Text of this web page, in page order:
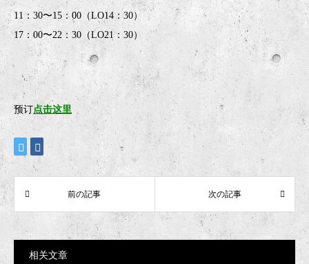
11：30〜15：00（LO14：30）
17：00〜22：30（LO21：30）
预订点击这里
相关文章